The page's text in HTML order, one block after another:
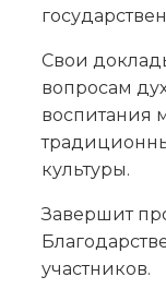
Свои
вопросам
воспитания
культуры.
Завершит
участников.